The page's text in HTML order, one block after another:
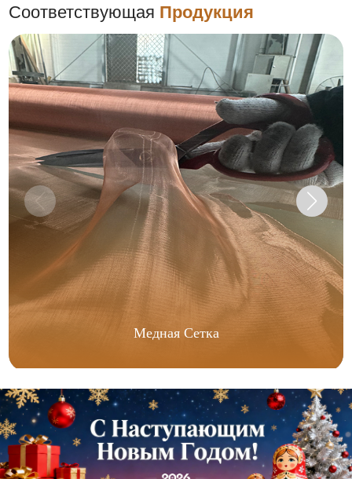
Соответствующая Продукция
Медная Сетка